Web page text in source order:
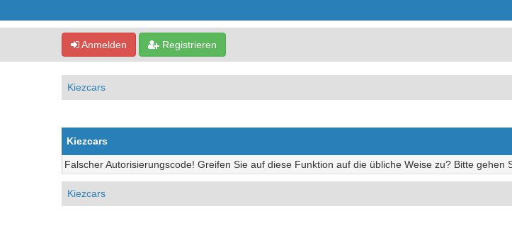
Anmelden Registrieren
Kiezcars
Kiezcars
Falscher Autorisierungscode! Greifen Sie auf diese Funktion auf die übliche Weise zu? Bitte gehen
Kiezcars